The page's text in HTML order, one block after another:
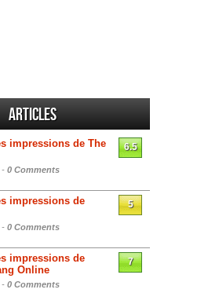
Articles
impressions de The
- 0 Comments
6.5
impressions de
- 0 Comments
5
impressions de
Online
- 0 Comments
7